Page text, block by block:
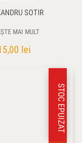
SOTIR
MAI MULT
lei
STOC EPUIZAT